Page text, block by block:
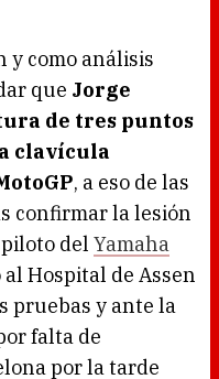
y como análisis
que Jorge
de tres puntos
clavícula
, a eso de las
confirmar la lesión
del Yamaha
al Hospital de Assen
pruebas y ante la
falta de
por la tarde